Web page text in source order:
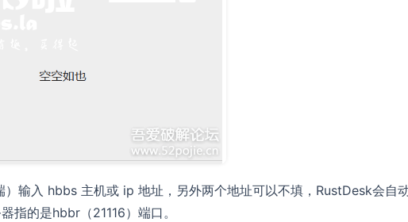
输入 hbbs 主机或 ip 地址，另外两个地址可以不填，RustDesk会自
指的是hbbr（21116）端口。